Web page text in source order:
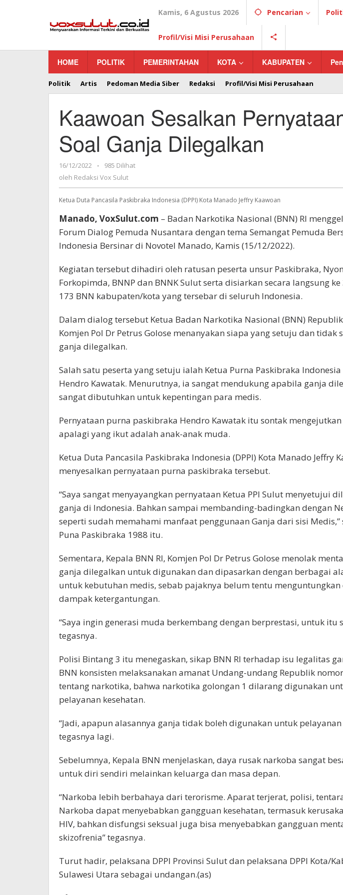
Kamis, 6 Agustus 2026 Pencarian
Profil/Visi Misi Perusahaan
HOME POLITIK PEMERINTAHAN KOTA KABUPATEN
Politik Artis Pedoman Media Siber Redaksi Profil/Visi Misi Perusahaan
Kaawoan Sesalkan
Soal Ganja Dilegalkan
16/12/2022
oleh
Redaksi
-
985 Dilihat
oleh Redaksi Vox Sulut
Ketua Duta Pancasila Paskibraka Indonesia (DPPI) Kota Manado Jeffry Kaawoan
Manado, VoxSulut.com – Badan Narkotika Nasional (BNN) RI
Forum Dialog Pemuda Nusantara dengan tema Semangat Pemuda
Indonesia Bersinar di Novotel Manado, Kamis (15/12/2022).
Kegiatan tersebut dihadiri oleh ratusan peserta unsur Paskibraka,
Forkopimda, BNNP dan BNNK Sulut serta disiarkan secara langsung ke
173 BNN kabupaten/kota yang tersebar di seluruh Indonesia.
Dalam dialog tersebut Ketua Badan Narkotika Nasional (BNN) Republik
Komjen Pol Dr Petrus Golose menanyakan siapa yang setuju dan tidak
ganja dilegalkan.
Salah satu peserta yang setuju ialah Ketua Purna Paskibraka Indonesia
Hendro Kawatak. Menurutnya, ia sangat mendukung apabila ganja
sangat dibutuhkan untuk kepentingan para medis.
Pernyataan purna paskibraka Hendro Kawatak itu sontak
apalagi yang ikut adalah anak-anak muda.
Ketua Duta Pancasila Paskibraka Indonesia (DPPI) Kota Manado Jeffry
menyesalkan pernyataan purna paskibraka tersebut.
“Saya sangat menyayangkan pernyataan Ketua PPI Sulut menyetujui
ganja di Indonesia. Bahkan sampai membanding-badingkan dengan
seperti sudah memahami manfaat penggunaan Ganja dari sisi Medis,”
Puna Paskibraka 1988 itu.
Sementara, Kepala BNN RI, Komjen Pol Dr Petrus Golose menolak
ganja dilegalkan untuk digunakan dan dipasarkan dengan berbagai
untuk kebutuhan medis, sebab pajaknya belum tentu
dampak ketergantungan.
“Saya ingin generasi muda berkembang dengan berprestasi, untuk itu
tegasnya.
Polisi Bintang 3 itu menegaskan, sikap BNN RI terhadap isu legalitas
BNN konsisten melaksanakan amanat Undang-undang Republik
tentang narkotika, bahwa narkotika golongan 1 dilarang digunakan
pelayanan kesehatan.
“Jadi, apapun alasannya ganja tidak boleh digunakan untuk pelayanan
tegasnya lagi.
Sebelumnya, Kepala BNN menjelaskan, daya rusak narkoba sangat
untuk diri sendiri melainkan keluarga dan masa depan.
“Narkoba lebih berbahaya dari terorisme. Aparat terjerat, polisi,
Narkoba dapat menyebabkan gangguan kesehatan, termasuk
HIV, bahkan disfungsi seksual juga bisa menyebabkan gangguan
skizofrenia” tegasnya.
Turut hadir, pelaksana DPPI Provinsi Sulut dan pelaksana DPPI Kota/
Sulawesi Utara sebagai undangan.(as)